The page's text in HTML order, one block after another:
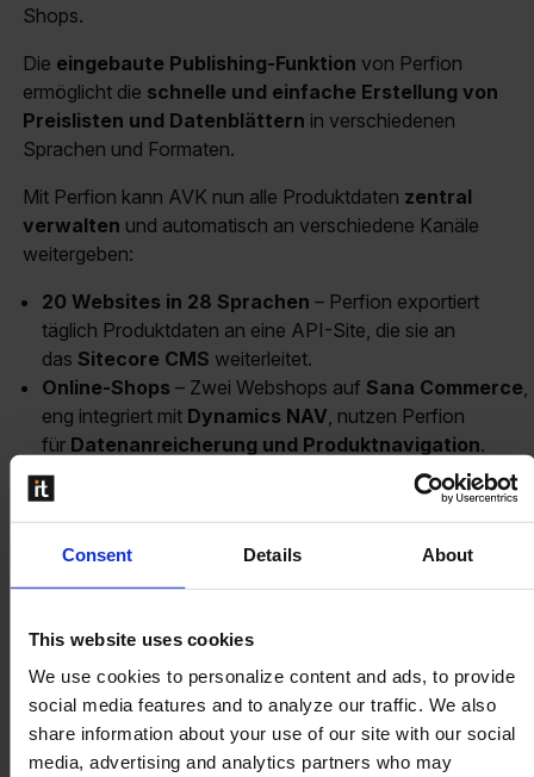
Consent Details About
This website uses cookies
We use cookies to personalize content and ads, to provide
social media features and to analyze our traffic. We also
share information about your use of our site with our social
media, advertising and analytics partners who may
Shops.
Die eingebaute Publishing-Funktion von Perfion
ermöglicht die schnelle und einfache Erstellung von
Preislisten und Datenblättern in verschiedenen
Sprachen und Formaten.
Mit Perfion kann AVK nun alle Produktdaten zentral
verwalten und automatisch an verschiedene Kanäle
weitergeben:
20 Websites in 28 Sprachen – Perfion exportiert
täglich Produktdaten an eine API-Site, die sie an
das Sitecore CMS weiterleitet.
Online-Shops – Zwei Webshops auf Sana Commerce
eng integriert mit Dynamics NAV , nutzen Perfion
für Datenanreicherung und Produktnavigation.
Preislisten & Datenblätter
– Perfion generiert
automatisch umfassende Preislisten und
tausende
PDF-Datenblättermit detaillierten
Produktinformationen in mehreren Sprachen.
Die Vorteile: Bessere
Datenqualität &